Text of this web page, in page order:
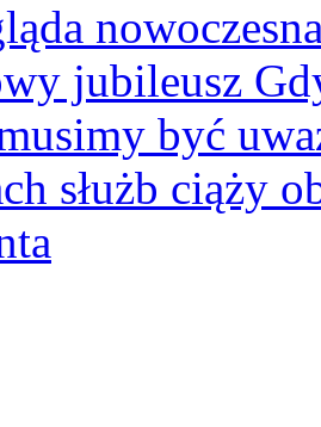
jubileusz
być
służb ciąży